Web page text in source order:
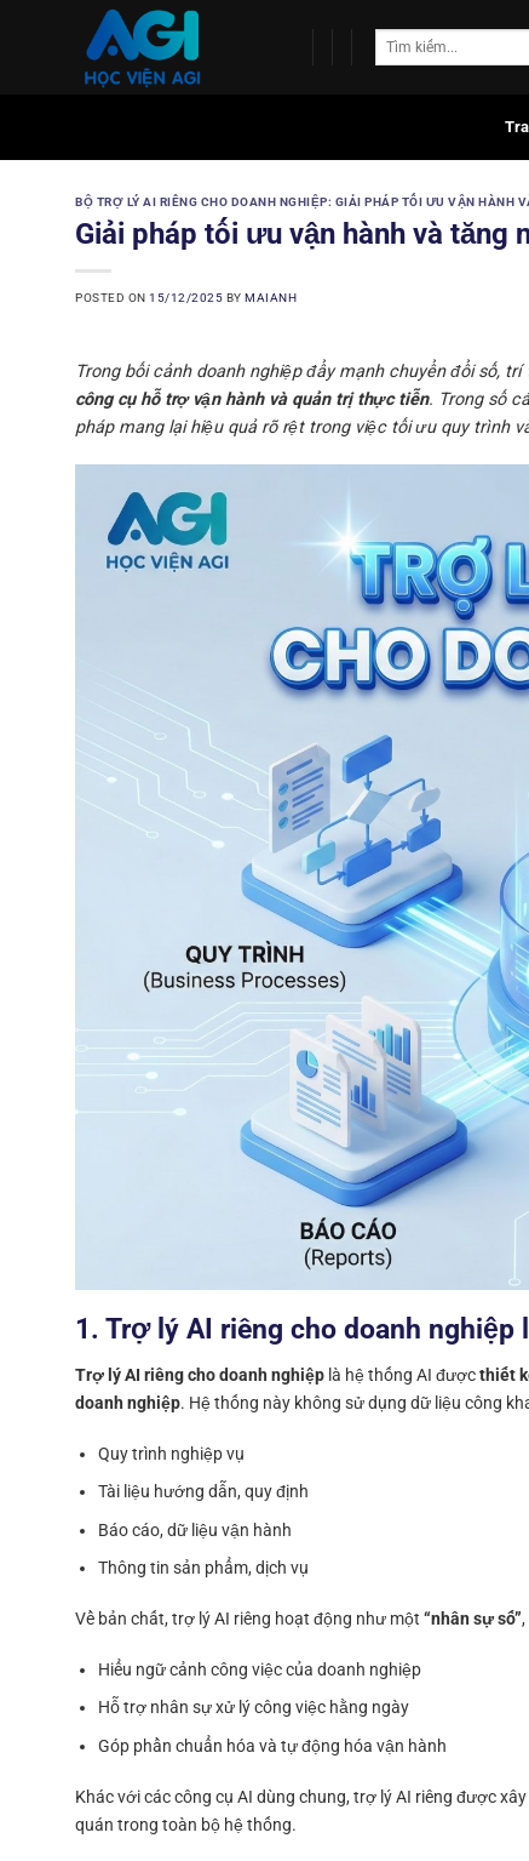
BỘ TRỢ LÝ AI RIÊNG CHO DOANH NGHIỆP: GIẢI PHÁP TỐI ƯU VẬN HÀNH
Giải pháp tối ưu vận hành và tăng
POSTED ON15/12/2025 BYMAIANH
Trong bối cảnh doanh nghiệp đẩy mạnh chuyển đổi số,
công cụ hỗ trợ vận hành và quản trị thực tiễn. Trong số
pháp mang lại hiệu quả rõ rệt trong việc tối ưu quy trình
1. Trợ lý AI riêng cho doanh nghiệp
Trợ lý AI riêng cho doanh nghiệp là hệ thống AI đượcthiết
doanh nghiệp. Hệ thống này không sử dụng dữ liệu công
Quy trình nghiệp vụ
Tài liệu hướng dẫn, quy định
Báo cáo, dữ liệu vận hành
Thông tin sản phẩm, dịch vụ
Về bản chất, trợ lý AI riêng hoạt động như một “nhân sự số”
Hiểu ngữ cảnh công việc của doanh nghiệp
Hỗ trợ nhân sự xử lý công việc hằng ngày
Góp phần chuẩn hóa và tự động hóa vận hành
Khác với các công cụ AI dùng chung, trợ lý AI riêng được
quán trong toàn bộ hệ thống.